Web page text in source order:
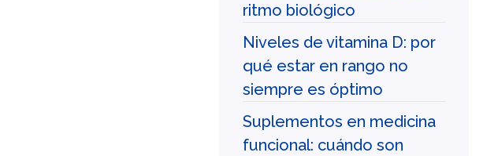
ritmo biológico
Niveles de vitamina D: por
qué estar en rango no
siempre es óptimo
Suplementos en medicina
funcional: cuándo son